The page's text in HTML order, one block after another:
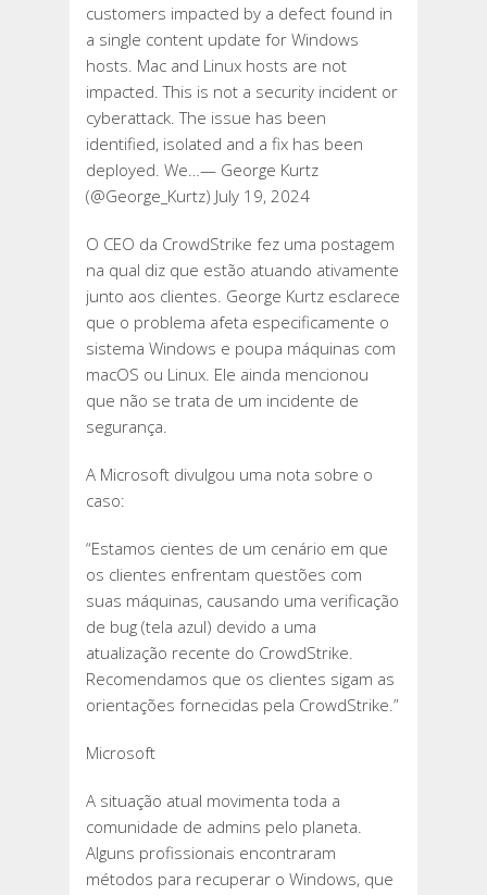
customers impacted by a defect found in
a single content update for Windows
hosts. Mac and Linux hosts are not
impacted. This is not a security incident or
cyberattack. The issue has been
identified, isolated and a fix has been
deployed. We…— George Kurtz
(@George_Kurtz) July 19, 2024
O CEO da CrowdStrike fez uma postagem
na qual diz que estão atuando ativamente
junto aos clientes. George Kurtz esclarece
que o problema afeta especificamente o
sistema Windows e poupa máquinas com
macOS ou Linux. Ele ainda mencionou
que não se trata de um incidente de
segurança.
A Microsoft divulgou uma nota sobre o
caso:
“Estamos cientes de um cenário em que
os clientes enfrentam questões com
suas máquinas, causando uma verificação
de bug (tela azul) devido a uma
atualização recente do CrowdStrike.
Recomendamos que os clientes sigam as
orientações fornecidas pela CrowdStrike.”
Microsoft
A situação atual movimenta toda a
comunidade de admins pelo planeta.
Alguns profissionais encontraram
métodos para recuperar o Windows, que